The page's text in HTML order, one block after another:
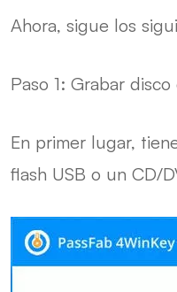
Ahora, sigue los
Paso 1: Grabar
En primer lugar,
flash USB o un CD/